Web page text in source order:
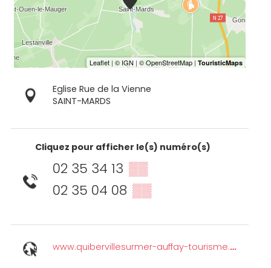
Eglise Rue de la Vienne
SAINT-MARDS
Cliquez pour afficher le(s) numéro(s)
02 35 34 13 ▒▒
02 35 04 08 ▒▒
www.quibervillesurmer-auffay-tourisme.com